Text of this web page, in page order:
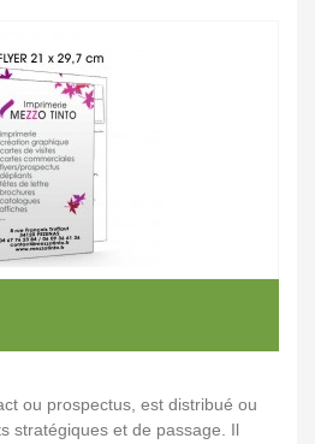
ou prospectus, est distribué ou
stratégiques et de passage. Il